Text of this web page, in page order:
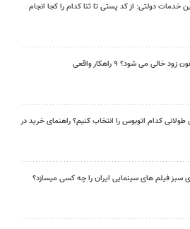
خدمات دولتی: از کد پستی تا ثنا کدام را کجا انجام
خالی می شود؟ ۹ راهکار واقعی
کدام اتوبوس را انتخاب کنیم؟ راهنمای خرید در
سبز فیلم های سینمایی ایران را چه کسی میسازد؟